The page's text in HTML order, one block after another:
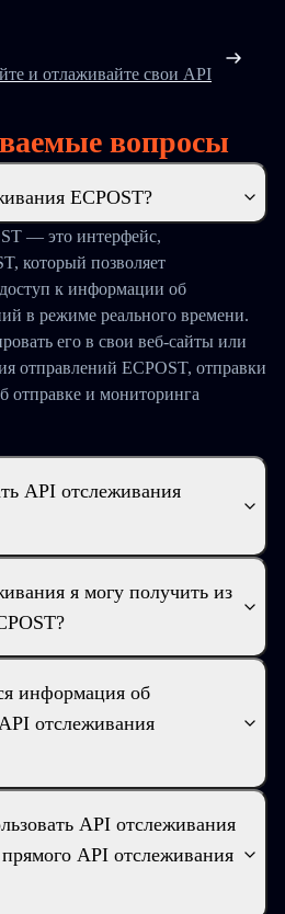
и отлаживайте свои API
вопросы
ECPOST?
— это интерфейс,
который позволяет
к информации об
в режиме реального времени.
его в свои веб-сайты или
отправлений ECPOST, отправки
отправке и мониторинга
API отслеживания
я могу получить из
информация об
отслеживания
API отслеживания
API отслеживания